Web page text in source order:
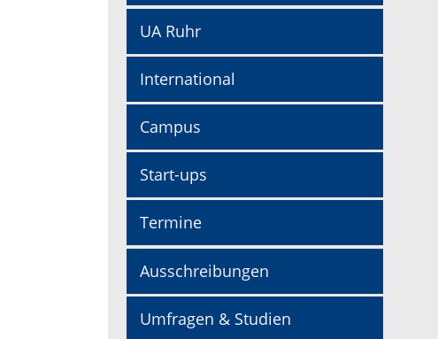
UA Ruhr
International
Campus
Start-ups
Termine
Ausschreibungen
Umfragen & Studien